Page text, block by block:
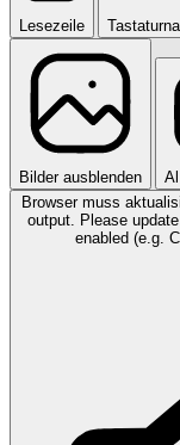
Lesezeile
Bilder ausblenden
Browser muss
output. Please
enabled (e.g.